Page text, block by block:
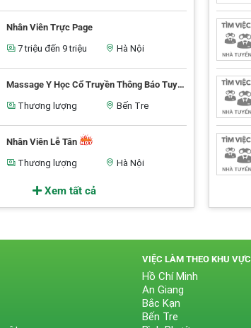
Nhân Viên Trực Page
7 triệu đến 9 triệu
Hà Nội
Massage Y Học Cổ Truyền Thông Báo Tuyển Nhân Viên Spa
Thương lượng
Bến Tre
Nhân Viên Lễ Tân
Thương lượng
Hà Nội
Xem tất cả
VIỆC LÀM THEO KHU VỰC
Hồ Chí Minh
An Giang
Bắc Kạn
Bến Tre